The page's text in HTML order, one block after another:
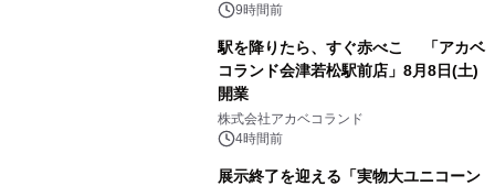
ン。9時間前
駅を降りたら、すぐ赤べこ 「アカベ
コランド会津若松駅前店」8月8日(土)
開業
株式会社アカベコランド
4時間前
展示終了を迎える「実物大ユニコーン